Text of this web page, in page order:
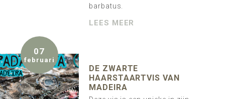
barbatus.
LEES MEER
07
februari
DE ZWARTE
HAARSTAARTVIS VAN
MADEIRA